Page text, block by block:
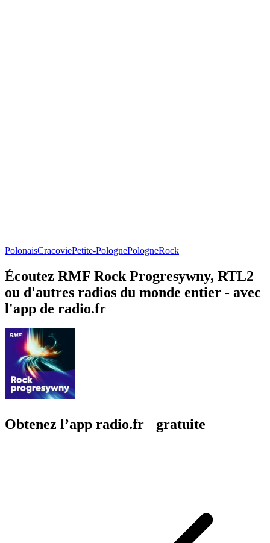
PolonaisCracoviePetite-PolognePologneRock
Écoutez RMF Rock Progresywny, RTL2
ou d'autres radios du monde entier - avec
l'app de radio.fr
Obtenez l’app radio.fr gratuite